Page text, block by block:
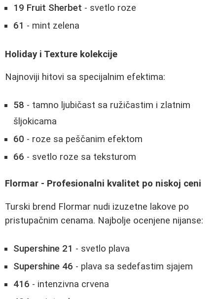
19 Fruit Sherbet - svetlo roze
61 - mint zelena
Holiday i Texture kolekcije
Najnoviji hitovi sa specijalnim efektima:
58 - tamno ljubičast sa ružičastim i zlatnim
šljokicama
60 - roze sa peščanim efektom
66 - svetlo roze sa teksturom
Flormar - Profesionalni kvalitet po niskoj ceni
Turski brend Flormar nudi izuzetne lakove po
pristupačnim cenama. Najbolje ocenjene nijanse:
Supershine 21 - svetlo plava
Supershine 46 - plava sa sedefastim sjajem
416 - intenzivna crvena